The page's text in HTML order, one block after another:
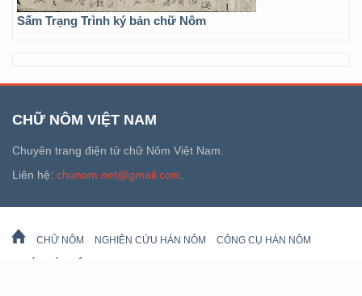
Sấm Trạng Trình ký bản chữ Nôm
CHỮ NÔM VIỆT NAM
Chuyên trang điện tử chữ Nôm Việt Nam.
Liên hệ: chunom.net@gmail.com
CHỮ NÔM NGHIÊN CỨU HÁN NÔM CÔNG CỤ HÁN NÔM